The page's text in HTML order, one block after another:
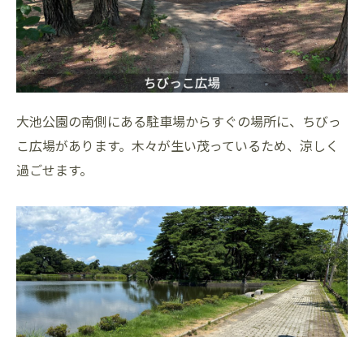
大池公園の南側にある駐車場からすぐの場所に、ちびっ
こ広場があります。木々が生い茂っているため、涼しく
過ごせます。